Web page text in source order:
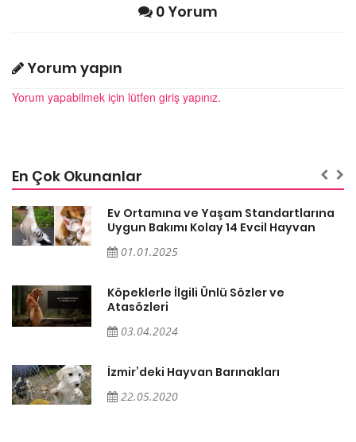
0 Yorum
Yorum yapın
Yorum yapabilmek için lütfen giriş yapınız.
En Çok Okunanlar
Ev Ortamına ve Yaşam Standartlarına
Uygun Bakımı Kolay 14 Evcil Hayvan
01.01.2025
Köpeklerle İlgili Ünlü Sözler ve
Atasözleri
03.04.2024
İzmir’deki Hayvan Barınakları
22.05.2020